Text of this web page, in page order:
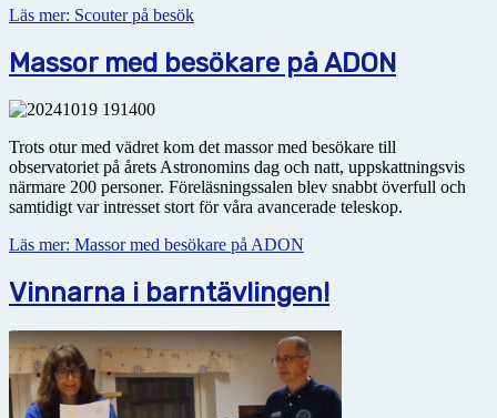
Läs mer: Scouter på besök
Massor med besökare på ADON
Trots otur med vädret kom det massor med besökare till
observatoriet på årets Astronomins dag och natt, uppskattningsvis
närmare 200 personer. Föreläsningssalen blev snabbt överfull och
samtidigt var intresset stort för våra avancerade teleskop.
Läs mer: Massor med besökare på ADON
Vinnarna i barntävlingen!